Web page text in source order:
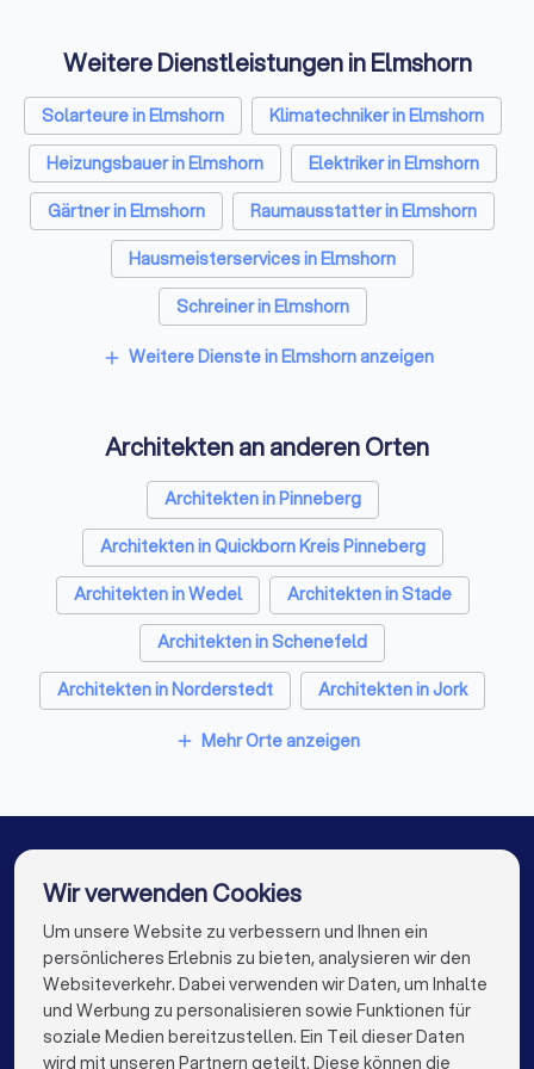
zusammen. Seitdem ist der GIH
ist dabei immer gleich geblieben:
Die GIH-Energieexperten
beraten neutral,
gewerkeübergreifend und
unabhängig.
Weitere Dienstleistungen in Elmshorn
Solarteure in Elmshorn
Klimatechniker in Elmshorn
Heizungsbauer in Elmshorn
Elektriker in Elmshorn
Gärtner in Elmshorn
Raumausstatter in Elmshorn
Hausmeisterservices in Elmshorn
Schreiner in Elmshorn
Rohrreinigungsbetriebe in Elmshorn
add Weitere Dienste in Elmshorn anzeigen
Architekten an anderen Orten
Architekten in Pinneberg
Architekten in Quickborn Kreis Pinneberg
Architekten in Wedel
Architekten in Stade
Architekten in Schenefeld
Architekten in Norderstedt
Architekten in Jork
Architekten in Buxtehude
Architekten in Hamburg
Architekten in Frankfurt am Main
Architekten in Stuttgart
Architekten in Düsseldorf
Architekten in Dortmund
Architekten in Essen
Architekten in Bremen
Architekten in Nürnberg
add Mehr Orte anzeigen
Die besten Architekten für Sie
info@trustlocal.de
Wir verwenden Cookies
Um unsere Website zu verbessern und Ihnen ein
persönlicheres Erlebnis zu bieten, analysieren wir den
Websiteverkehr. Dabei verwenden wir Daten, um Inhalte
und Werbung zu personalisieren sowie Funktionen für
soziale Medien bereitzustellen. Ein Teil dieser Daten
wird mit unseren Partnern geteilt. Diese können die